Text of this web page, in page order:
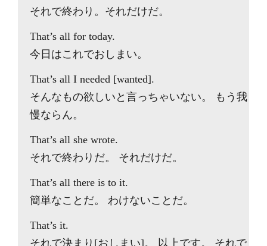
それで終わり。それだけだ。
That’s all for today.
今日はこれでおしまい。
That’s all I needed [wanted].
そんなもの欲しいと言っちゃいない。 もう我
慢ならん。
That’s all she wrote.
それで終わりだ。 それだけだ。
That’s all there is to it.
簡単なことだ。 わけないことだ。
That’s it.
それで決まり[おしまい]。 以上です。 それで